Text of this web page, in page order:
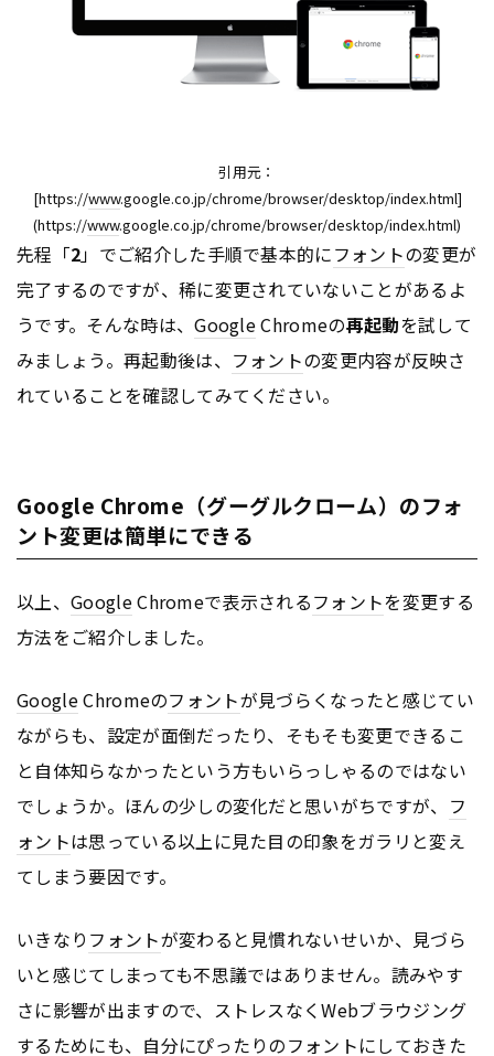
引用元：
[https://www.google.co.jp/chrome/browser/desktop/index.html]
(https://www.google.co.jp/chrome/browser/desktop/index.html)
先程「2」でご紹介した手順で基本的にフォントの変更が
完了するのですが、稀に変更されていないことがあるよ
うです。そんな時は、GoogleChromeの再起動を試して
みましょう。再起動後は、 フォントの変更内容が反映さ
れていることを確認してみてください。
Google Chrome（グーグルクローム）のフォ
ント変更は簡単にできる
以上、 GoogleChromeで表示されるフォントを変更する
方法をご紹介しました。
GoogleChromeのフォントが見づらくなったと感じてい
ながらも、設定が面倒だったり、そもそも変更できるこ
と自体知らなかったという方もいらっしゃるのではない
でしょうか。ほんの少しの変化だと思いがちですが、 フ
ォントは思っている以上に見た目の印象をガラリと変え
てしまう要因です。
いきなり フォントが変わると見慣れないせいか、見づら
いと感じてしまっても不思議ではありません。読みやす
さに影響が出ますので、ストレスなくWebブラウジング
するためにも、自分にぴったりのフォントにしておきた